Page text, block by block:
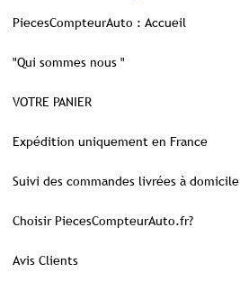
PiecesCompteurAuto : Accueil
"Qui sommes nous "
VOTRE PANIER
Expédition uniquement en France
Suivi des commandes livrées à domicile
Choisir PiecesCompteurAuto.fr?
Avis Clients